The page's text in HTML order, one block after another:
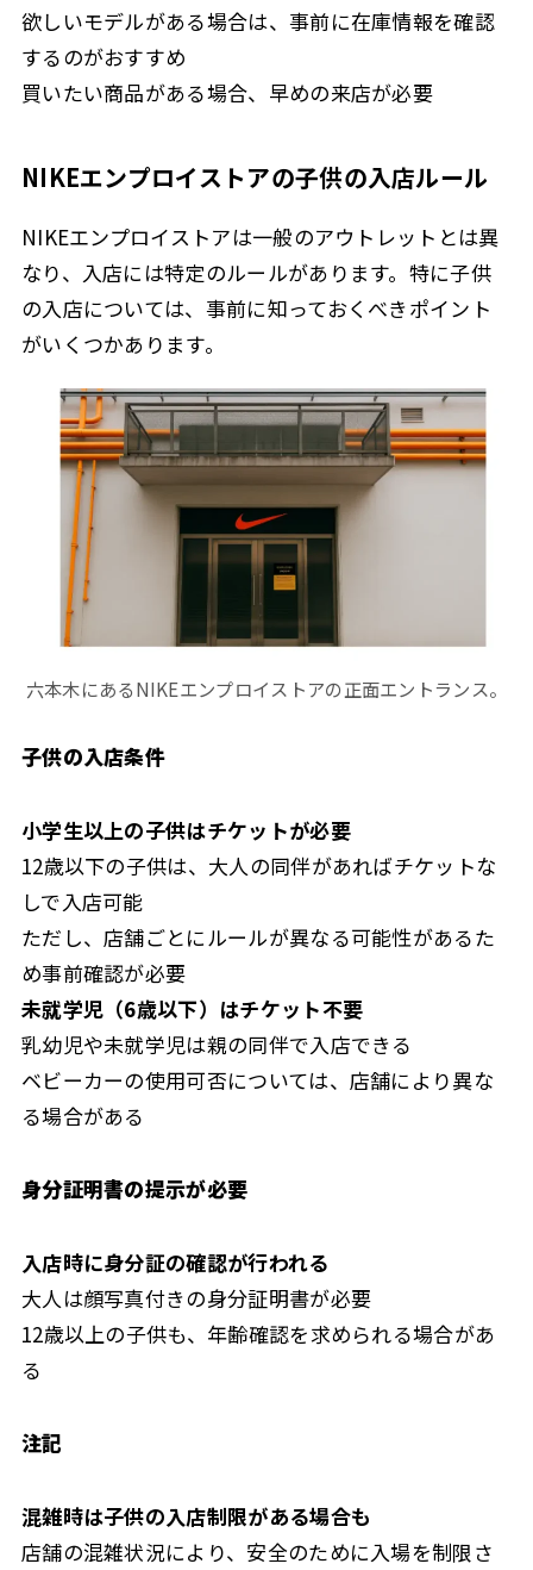
欲しいモデルがある場合は、事前に在庫情報を確認
するのがおすすめ
買いたい商品がある場合、早めの来店が必要
NIKEエンプロイストアの子供の入店ルール
NIKEエンプロイストアは一般のアウトレットとは異
なり、入店には特定のルールがあります。特に子供
の入店については、事前に知っておくべきポイント
がいくつかあります。
六本木にあるNIKEエンプロイストアの正面エントランス。
子供の入店条件
小学生以上の子供はチケットが必要
12歳以下の子供は、大人の同伴があればチケットな
しで入店可能
ただし、店舗ごとにルールが異なる可能性があるた
め事前確認が必要
未就学児（6歳以下）はチケット不要
乳幼児や未就学児は親の同伴で入店できる
ベビーカーの使用可否については、店舗により異な
る場合がある
身分証明書の提示が必要
入店時に身分証の確認が行われる
大人は顔写真付きの身分証明書が必要
12歳以上の子供も、年齢確認を求められる場合があ
る
注記
混雑時は子供の入店制限がある場合も
店舗の混雑状況により、安全のために入場を制限さ